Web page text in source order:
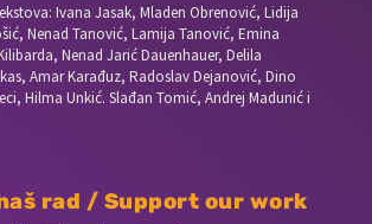
Ivana Jasak, Mladen Obrenović, Lidija
Nenad Tanović, Lamija Tanović, Emina
Nenad Jarić Dauenhauer, Delila
Amar Karađuz, Radoslav Dejanović, Dino
Hilma Unkić. Slađan Tomić, Andrej Madunić i
rad / Support our work